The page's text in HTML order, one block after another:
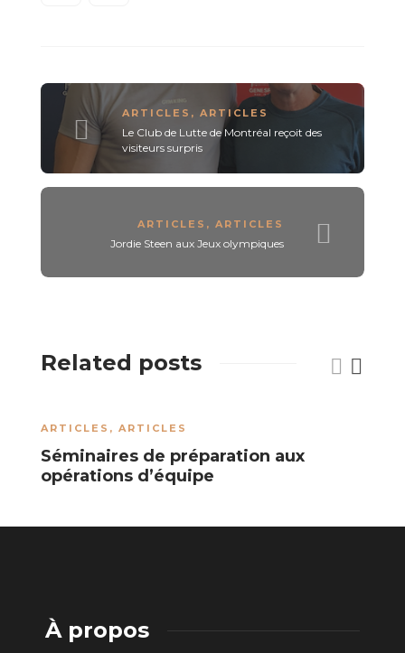
ARTICLES , ARTICLES
Le Club de Lutte de Montréal reçoit des
visiteurs surpris
ARTICLES , ARTICLES
Jordie Steen aux Jeux olympiques
Related posts
ARTICLES , ARTICLES
Séminaires de préparation aux
opérations d’équipe
À propos